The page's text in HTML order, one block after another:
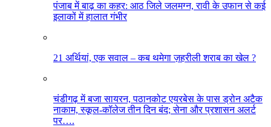
पंजाब में बाढ़ का कहर: आठ जिले जलमग्न, रावी के उफान से कई
इलाकों में हालात गंभीर
21 अर्थियां, एक सवाल – कब थमेगा ज़हरीली शराब का खेल ?
चंडीगढ़ में बजा सायरन, पठानकोट एयरबेस के पास ड्रोन अटैक
नाकाम, स्कूल-कॉलेज तीन दिन बंद; सेना और प्रशासन अलर्ट
पर….